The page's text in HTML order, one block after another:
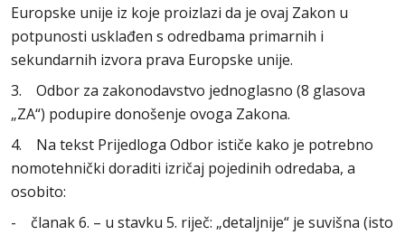
Europske unije iz koje proizlazi da je ovaj Zakon u
potpunosti usklađen s odredbama primarnih i
sekundarnih izvora prava Europske unije.
3. Odbor za zakonodavstvo jednoglasno (8 glasova
„ZA“) podupire donošenje ovoga Zakona.
4. Na tekst Prijedloga Odbor ističe kako je potrebno
nomotehnički doraditi izričaj pojedinih odredaba, a
osobito:
- članak 6. – u stavku 5. riječ: „detaljnije“ je suvišna (isto